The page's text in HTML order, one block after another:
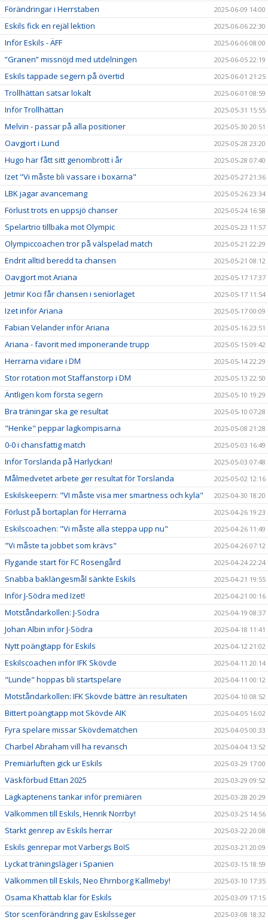
Förändringar i Herrstaben 2025-06-09 14:00
Eskils fick en rejäl lektion 2025-06-06 22:30
Inför Eskils - ÄFF 2025-06-06 08:00
”Granen” missnöjd med utdelningen 2025-06-05 22:19
Eskils tappade segern på övertid 2025-06-01 21:25
Trollhättan satsar lokalt 2025-06-01 08:59
Inför Trollhättan 2025-05-31 15:55
Melvin - passar på alla positioner 2025-05-30 20:51
Oavgjort i Lund 2025-05-28 23:20
Hugo har fått sitt genombrott i år 2025-05-28 07:40
Izet "Vi måste bli vassare i boxarna" 2025-05-27 21:36
LBK jagar avancemang 2025-05-26 23:34
Förlust trots en uppsjö chanser 2025-05-24 16:58
Spelartrio tillbaka mot Olympic 2025-05-23 11:57
Olympiccoachen tror på välspelad match 2025-05-21 22:29
Endrit alltid beredd ta chansen 2025-05-21 08:12
Oavgjort mot Ariana 2025-05-17 17:37
Jetmir Koci får chansen i seniorlaget 2025-05-17 11:54
Izet inför Ariana 2025-05-17 00:09
Fabian Velander inför Ariana 2025-05-16 23:51
Ariana - favorit med imponerande trupp 2025-05-15 09:42
Herrarna vidare i DM 2025-05-14 22:29
Stor rotation mot Staffanstorp i DM 2025-05-13 22:50
Äntligen kom första segern 2025-05-10 19:29
Bra träningar ska ge resultat 2025-05-10 07:28
"Henke" peppar lagkompisarna 2025-05-08 21:28
0-0 i chansfattig match 2025-05-03 16:49
Inför Torslanda på Harlyckan! 2025-05-03 07:48
Målmedvetet arbete ger resultat för Torslanda 2025-05-02 12:16
Eskilskeepern: "VI måste visa mer smartness och kyla" 2025-04-30 18:20
Förlust på bortaplan för Herrarna 2025-04-26 19:23
Eskilscoachen: "Vi måste alla steppa upp nu" 2025-04-26 11:49
"Vi måste ta jobbet som krävs" 2025-04-26 07:12
Flygande start för FC Rosengård 2025-04-24 22:24
Snabba baklängesmål sänkte Eskils 2025-04-21 19:55
Inför J-Södra med Izet! 2025-04-21 00:16
Motståndarkollen: J-Södra 2025-04-19 08:37
Johan Albin inför J-Södra 2025-04-18 11:41
Nytt poängtapp för Eskils 2025-04-12 21:02
Eskilscoachen inför IFK Skövde 2025-04-11 20:14
"Lunde" hoppas bli startspelare 2025-04-11 00:12
Motståndarkollen: IFK Skövde bättre än resultaten 2025-04-10 08:52
Bittert poängtapp mot Skövde AIK 2025-04-05 16:02
Fyra spelare missar Skövdematchen 2025-04-05 00:33
Charbel Abraham vill ha revansch 2025-04-04 13:52
Premiärluften gick ur Eskils 2025-03-29 17:00
Väskförbud Ettan 2025 2025-03-29 09:52
Lagkaptenens tankar inför premiären 2025-03-28 20:29
Välkommen till Eskils, Henrik Norrby! 2025-03-25 14:56
Starkt genrep av Eskils herrar 2025-03-22 20:08
Eskils genrepar mot Varbergs BoIS 2025-03-21 20:09
Lyckat träningsläger i Spanien 2025-03-15 18:59
Välkommen till Eskils, Neo Ehrnborg Kallmeby! 2025-03-10 17:35
Osama Khattab klar för Eskils 2025-03-09 17:15
Stor scenförändring gav Eskilsseger 2025-03-08 18:32